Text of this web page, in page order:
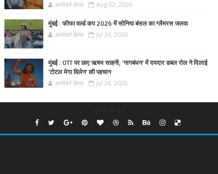
आर्यावर्त डेस्क Aug 03, 2026
मुंबई : फीफा वर्ल्ड कप 2026 में सोनिया बंसल का ग्लैमरस जलवा
आर्यावर्त डेस्क Jul 30, 2026
मुंबई : OTT पर छाए ऋषभ साहनी, 'नागबंधन' में दमदार डबल रोल ने दिलाई
'टोटल मेगा विलेन' की पहचान
आर्यावर्त डेस्क Jul 28, 2026